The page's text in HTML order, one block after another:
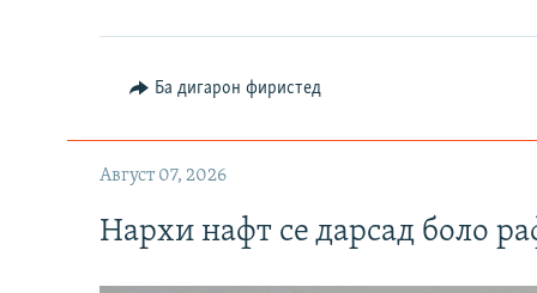
Ба дигарон фиристед
Август 07, 2026
Нархи нафт се дарсад боло